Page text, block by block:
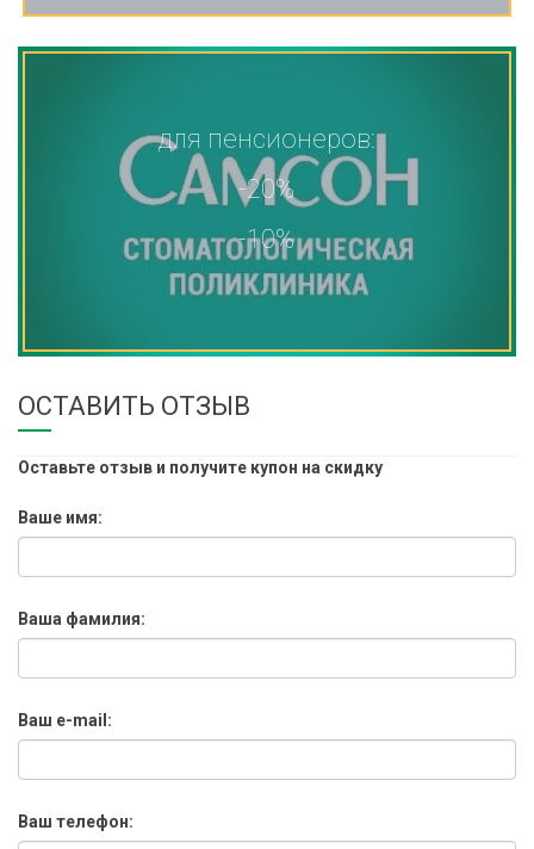
для пенсионеров:
-20%
-10%
ОСТАВИТЬ ОТЗЫВ
Оставьте отзыв и получите купон на скидку
Ваше имя:
Ваша фамилия:
Ваш e-mail:
Ваш телефон: